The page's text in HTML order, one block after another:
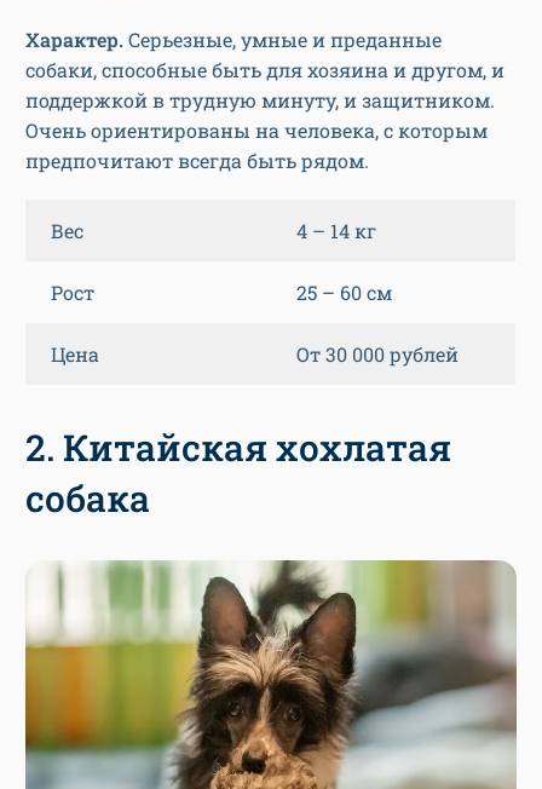
Характер.Серьезные, умные и преданные
собаки, способные быть для хозяина и другом, и
поддержкой в трудную минуту, и защитником.
Очень ориентированы на человека, с которым
предпочитают всегда быть рядом.
Вес 4 – 14 кг
Рост 25 – 60 см
Цена От 30 000 рублей
2. Китайская хохлатая
собака